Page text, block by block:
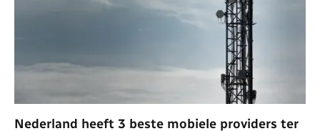
Nederland heeft 3 beste mobiele providers ter